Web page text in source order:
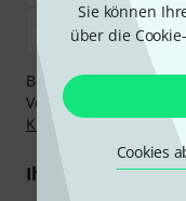
Sie können
über die
Cookies
Bezahlen Sie
Vorkasse, PayPal,
Klarna Ratenzahlung
Ihre Vorteile